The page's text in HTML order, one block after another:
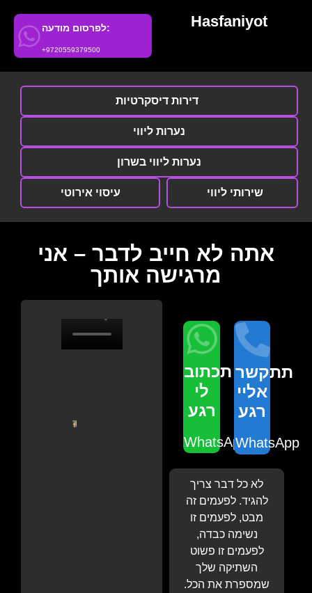
לפרסום מודעה:
+9720559379500
Hasfaniyot
דירות דיסקרטיות
נערות ליווי
נערות ליווי בשרון
עיסוי אירוטי שירותי ליווי
אתה לא חייב לדבר – אני
מרגישה אותך
תכתוב
לי
רגע
WhatsApp
תתקשר
אליי
רגע
WhatsApp
לא כל דבר צריך
להגיד. לפעמים זה
מבט, לפעמים זו
נשימה כבדה,
לפעמים זו פשוט
השתיקה שלך
שמספרת את הכל.